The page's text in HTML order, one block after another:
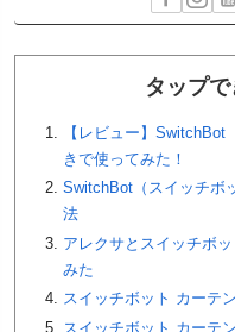
タップ
【レビュー】SwitchBot
きで使ってみた！
SwitchBot（スイッチボ
法
アレクサとスイッチボ
みた
スイッチボット カーテ
スイッチボット カーテ